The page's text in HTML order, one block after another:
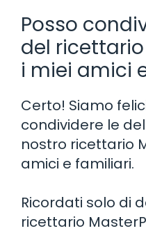
Posso
del
i miei amici
Certo! Siamo
condividere le
nostro ricettario
amici e familiari.
Ricordati solo di
ricettario